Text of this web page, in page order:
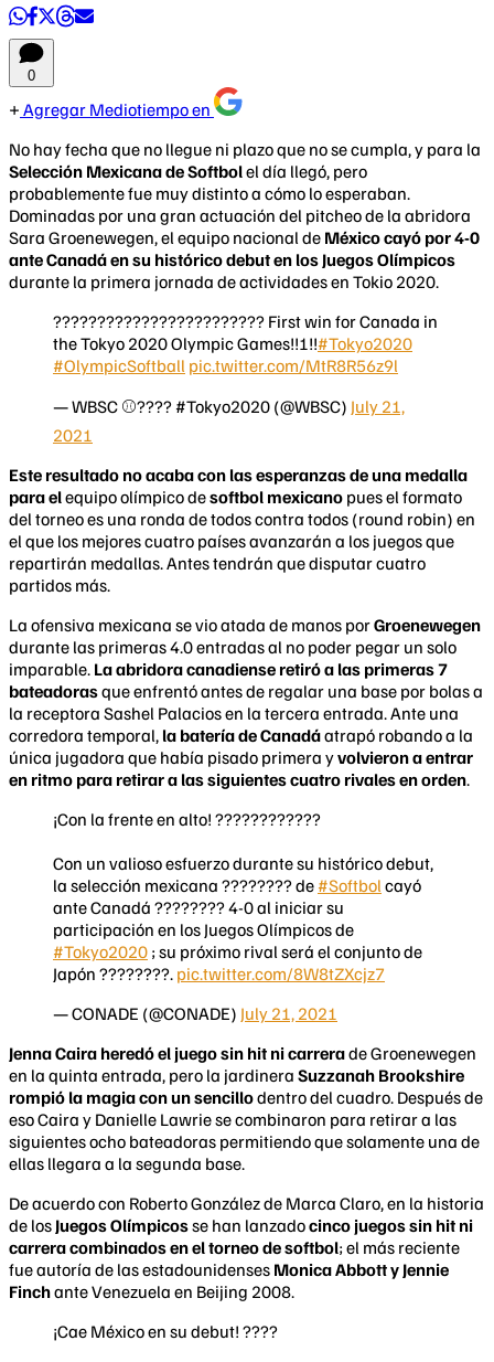
0
Agregar Mediotiempo en
No hay fecha que no llegue ni plazo que no se cumpla, y para la
Selección Mexicana de Softbolel día llegó, pero
probablemente fue muy distinto a cómo lo esperaban.
Dominadas por una gran actuación del pitcheo de la abridora
Sara Groenewegen, el equipo nacional de México cayó por 4-0
ante Canadá en su histórico debut en los Juegos Olímpicos
durante la primera jornada de actividades en Tokio 2020.
???????????????????????? First win for Canada in
the Tokyo 2020 Olympic Games!!!!!#Tokyo2020
#OlympicSoftball pic.twitter.com/MtR8R56z9l
— WBSC ⚾???? #Tokyo2020 (@WBSC) July 21,
2021
Este resultado no acaba con las esperanzas de una medalla
para elequipo olímpico desoftbol mexicano pues el formato
del torneo es una ronda de todos contra todos (round robin) en
el que los mejores cuatro países avanzarán a los juegos que
repartirán medallas. Antes tendrán que disputar cuatro
partidos más.
La ofensiva mexicana se vio atada de manos porGroenewegen
durante las primeras 4.0 entradas al no poder pegar un solo
imparable. La abridora canadiense retiró a las primeras 7
bateadorasque enfrentó antes de regalar una base por bolas a
la receptora Sashel Palacios en la tercera entrada. Ante una
corredora temporal, la batería de Canadáatrapó robando a la
única jugadora que había pisado primera yvolvieron a entrar
en ritmo para retirar a las siguientes cuatro rivales en orden.
¡Con la frente en alto! ????????????
Con un valioso esfuerzo durante su histórico debut,
la selección mexicana ???????? de #Softbol cayó
ante Canadá ???????? 4-0 al iniciar su
participación en los Juegos Olímpicos de
#Tokyo2020 ; su próximo rival será el conjunto de
Japón ????????. pic.twitter.com/8W8tZXcjz7
— CONADE (@CONADE) July 21, 2021
Jenna Caira heredó el juego sin hit ni carrerade Groenewegen
en la quinta entrada, pero la jardinera Suzzanah Brookshire
rompió la magia con un sencillodentro del cuadro. Después de
eso Caira y Danielle Lawrie se combinaron para retirar a las
siguientes ocho bateadoras permitiendo que solamente una de
ellas llegara a la segunda base.
De acuerdo con Roberto González de Marca Claro, en la historia
de los Juegos Olímpicosse han lanzadocinco juegos sin hit ni
carrera combinados en el torneo de softbol; el más reciente
fue autoría de las estadounidenses Monica Abbott y Jennie
Finchante Venezuela en Beijing 2008.
¡Cae México en su debut! ????